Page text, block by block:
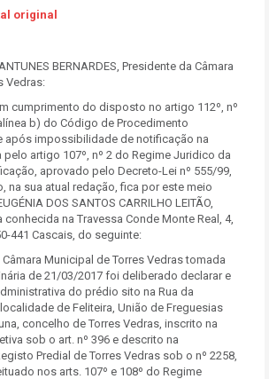
original
BERNARDES, Presidente da Câmara
Vedras:
cumprimento do disposto no artigo 112º, nº
b) do Código de Procedimento
após impossibilidade de notificação na
artigo 107º, nº 2 do Regime Juridico da
aprovado pelo Decreto-Lei nº 555/99,
na sua atual redação, fica por este meio
DOS SANTOS CARRILHO LEITÃO,
na Travessa Conde Monte Real, 4,
441 Cascais, do seguinte:
Municipal de Torres Vedras tomada
de 21/03/2017 foi deliberado declarar e
do prédio sito na Rua da
de Feliteira, União de Freguesias
concelho de Torres Vedras, inscrito na
sob o art. nº 396 e descrito na
Predial de Torres Vedras sob o nº 2258,
nos arts. 107º e 108º do Regime